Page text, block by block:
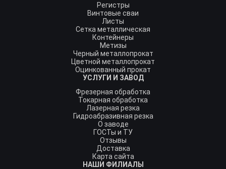
Регистры
Винтовые сваи
Листы
Сетка металлическая
Контейнеры
Метизы
Черный металлопрокат
Цветной металлопрокат
Оцинкованный прокат
УСЛУГИ И ЗАВОД
Фрезерная обработка
Токарная обработка
Лазерная резка
Гидроабразивная резка
О заводе
ГОСТы и ТУ
Отзывы
Доставка
Карта сайта
НАШИ ФИЛИАЛЫ